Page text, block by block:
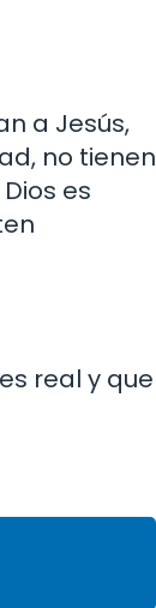
a Jesús,
no tienen
es
real y que